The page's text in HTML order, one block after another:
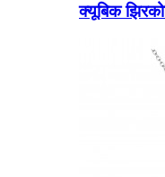
क्यूबिक